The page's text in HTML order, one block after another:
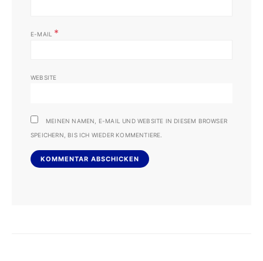
E-MAIL *
WEBSITE
MEINEN NAMEN, E-MAIL UND WEBSITE IN DIESEM BROWSER
SPEICHERN, BIS ICH WIEDER KOMMENTIERE.